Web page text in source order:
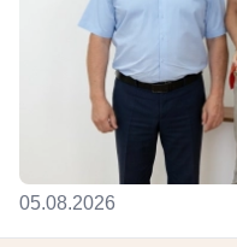
05.08.2026